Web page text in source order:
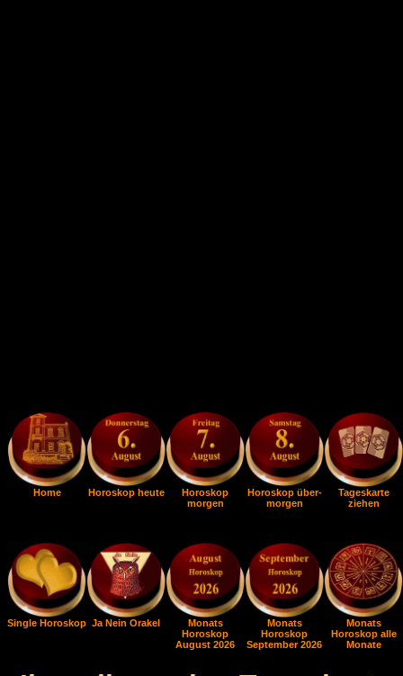
Home Horoskop heute
Horoskop
morgen
Horoskop über-
morgen
Tageskarte
ziehen
Single Horoskop Ja Nein Orakel
Monats
Horoskop
August 2026
Monats
Horoskop
September 2026
Monats
Horoskop alle
Monate